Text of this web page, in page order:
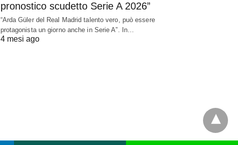
pronostico scudetto Serie A 2026”
“Arda Güler del Real Madrid talento vero, può essere
protagonista un giorno anche in Serie A”. In…
4 mesi ago